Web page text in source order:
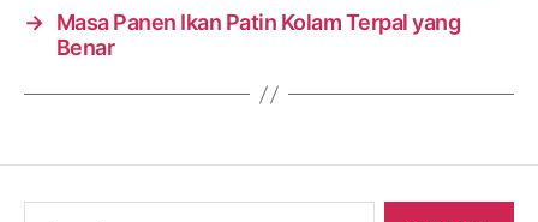
→ Masa Panen Ikan Patin Kolam Terpal yang
Benar